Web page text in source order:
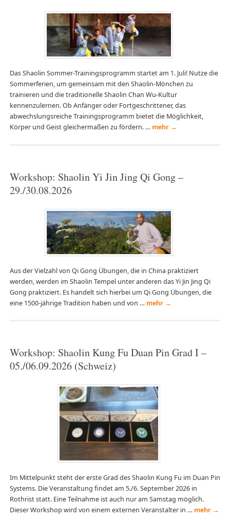
Das Shaolin Sommer-Trainingsprogramm startet am 1. Juli! Nutze die
Sommerferien, um gemeinsam mit den Shaolin-Mönchen zu
trainieren und die traditionelle Shaolin Chan Wu-Kultur
kennenzulernen. Ob Anfänger oder Fortgeschrittener, das
abwechslungsreiche Trainingsprogramm bietet die Möglichkeit,
Körper und Geist gleichermaßen zu fördern. … mehr →
Workshop: Shaolin Yi Jin Jing Qi Gong –
29./30.08.2026
Aus der Vielzahl von Qi Gong Übungen, die in China praktiziert
werden, werden im Shaolin Tempel unter anderen das Yi Jin Jing Qi
Gong praktiziert. Es handelt sich hierbei um Qi Gong Übungen, die
eine 1500-jährige Tradition haben und von … mehr →
Workshop: Shaolin Kung Fu Duan Pin Grad I –
05./06.09.2026 (Schweiz)
Im Mittelpunkt steht der erste Grad des Shaolin Kung Fu im Duan Pin
Systems. Die Veranstaltung findet am 5./6. September 2026 in
Rothrist statt. Eine Teilnahme ist auch nur am Samstag möglich.
Dieser Workshop wird von einem externen Veranstalter in … mehr →